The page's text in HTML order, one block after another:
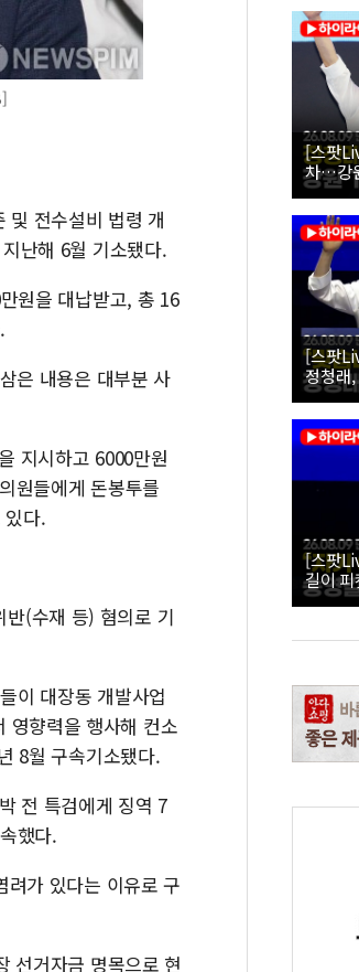
및 전수설비 법령 개
난해 6월 기소됐다.
원을 대납받고, 총 16
은 내용은 대부분 사
지시하고 6000만원
원들에게 돈봉투를
있다.
(수재 등) 혐의로 기
이 대장동 개발사업
영향력을 행사해 컨소
8월 구속기소됐다.
전 특검에게 징역 7
했다.
려가 있다는 이유로 구
선거자금 명목으로 현
[스팟
차…강
보 대구
[스팟
정청래,
보 대구
[스팟
길이
더불어